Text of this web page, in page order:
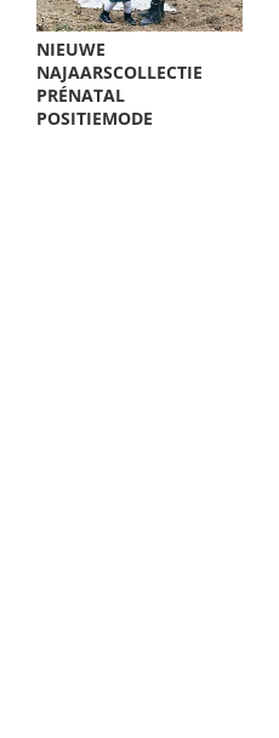
NIEUWE
NAJAARSCOLLECTIE
PRÉNATAL
POSITIEMODE